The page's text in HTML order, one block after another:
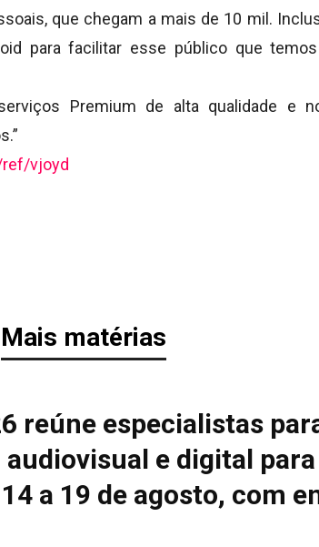
que chegam a mais de 10 mil.
para facilitar esse público que
Premium de alta qualidade e
vjoyd
Mais matérias
reúne especialistas
e digital
a 19 de agosto, com